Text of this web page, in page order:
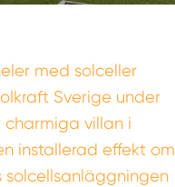
med solceller
Sverige under
villan i
installerad effekt om
solcellsanläggningen